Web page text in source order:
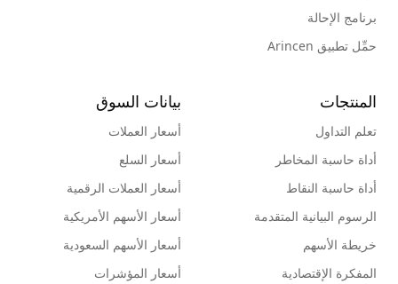
برنامج الإحالة
حمِّل تطبيق Arincen
المنتجات
تعلم التداول
أداة حاسبة المخاطر
أداة حاسبة النقاط
الرسوم البيانية المتقدمة
خريطة الأسهم
المفكرة الإقتصادية
بيانات السوق
أسعار العملات
أسعار السلع
أسعار العملات الرقمية
أسعار الأسهم الأمريكية
أسعار الأسهم السعودية
أسعار المؤشرات